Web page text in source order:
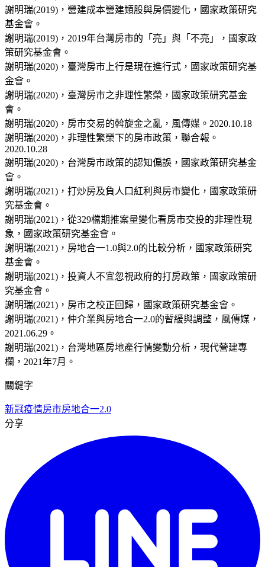
謝明瑞(2019)，營建成本營建類股與房價變化，國家政策研究
基金會。
謝明瑞(2019)，2019年台灣房市的「亮」與「不亮」，國家政
策研究基金會。
謝明瑞(2020)，臺灣房市上行是現在進行式，國家政策研究基
金會。
謝明瑞(2020)，臺灣房市之非理性繁榮，國家政策研究基金
會。
謝明瑞(2020)，房市交易的斡旋金之亂，風傳媒。2020.10.18
謝明瑞(2020)，非理性繁榮下的房市政策，聯合報。
2020.10.28
謝明瑞(2020)，台灣房市政策的認知偏誤，國家政策研究基金
會。
謝明瑞(2021)，打炒房及負人口紅利與房市變化，國家政策研
究基金會。
謝明瑞(2021)，從329檔期推案量變化看房市交投的非理性現
象，國家政策研究基金會。
謝明瑞(2021)，房地合一1.0與2.0的比較分析，國家政策研究
基金會。
謝明瑞(2021)，投資人不宜忽視政府的打房政策，國家政策研
究基金會。
謝明瑞(2021)，房市之校正回歸，國家政策研究基金會。
謝明瑞(2021)，仲介業與房地合一2.0的暫緩與調整，風傳媒，
2021.06.29。
謝明瑞(2021)，台灣地區房地產行情變動分析，現代營建專
欄，2021年7月。
關鍵字
新冠疫情房市房地合一2.0
分享